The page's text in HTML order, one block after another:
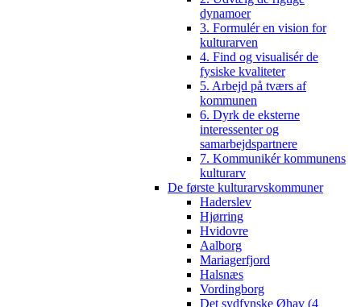
dynamoer
3. Formulér en vision for
kulturarven
4. Find og visualisér de
fysiske kvaliteter
5. Arbejd på tværs af
kommunen
6. Dyrk de eksterne
interessenter og
samarbejdspartnere
7. Kommunikér kommunens
kulturarv
De første kulturarvskommuner
Haderslev
Hjørring
Hvidovre
Aalborg
Mariagerfjord
Halsnæs
Vordingborg
Det sydfynske Øhav (4